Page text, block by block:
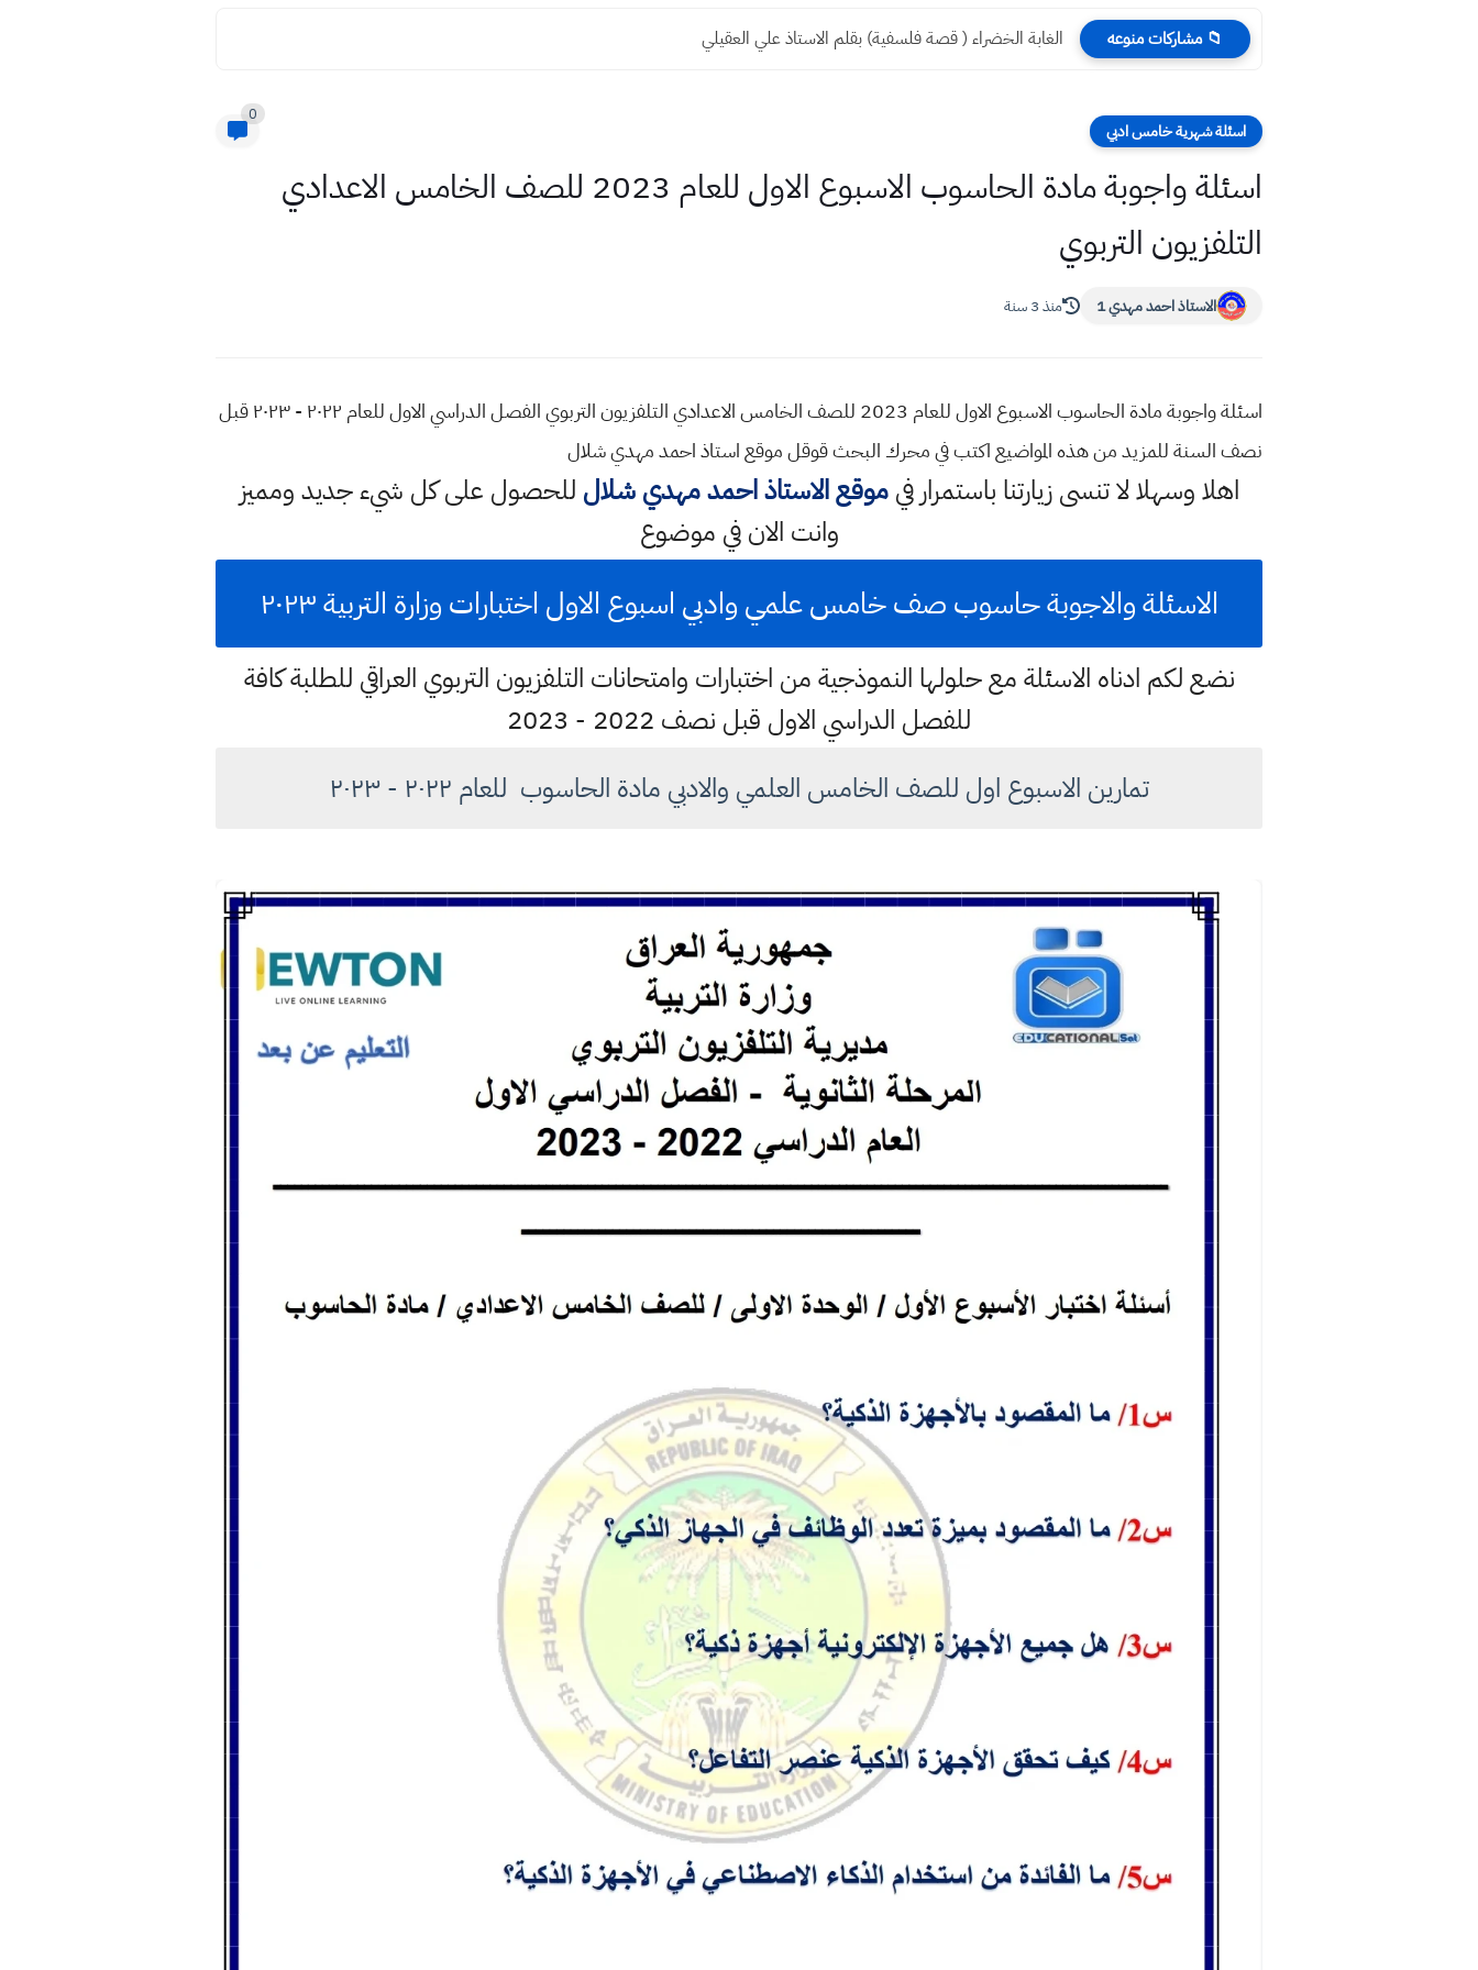
📁 مشاركات منوعه الغابة الخضراء ( قصة فلسفية) بقلم الاستاذ علي العقيلي
اسئلة شهرية خامس ادبي
0
اسئلة واجوبة مادة الحاسوب الاسبوع الاول للعام 2023 للصف الخامس الاعدادي
التلفزيون التربوي
الاستاذ احمد مهدي 1 منذ 3 سنة
اسئلة واجوبة مادة الحاسوب الاسبوع الاول للعام 2023 للصف الخامس الاعدادي التلفزيون التربوي الفصل الدراسي الاول للعام ٢٠٢٢ - ٢٠٢٣ قبل
نصف السنة للمزيد من هذه المواضيع اكتب في محرك البحث قوقل موقع استاذ احمد مهدي شلال
اهلا وسهلالا تنسى زيارتنا باستمرار فيموقع الاستاذ احمد مهدي شلال للحصول على كل شيء جديد ومميز
وانت الان في موضوع
الاسئلة والاجوبة حاسوب صف خامس علمي وادبي اسبوع الاول اختبارات وزارة التربية ٢٠٢٣
نضع لكم ادناه الاسئلة مع حلولها النموذجية من اختبارات وامتحانات التلفزيون التربوي العراقي للطلبة كافة
للفصل الدراسي الاول قبل نصف 2022 - 2023
تمارين الاسبوع اول للصف الخامس العلمي والادبي مادة الحاسوب للعام ٢٠٢٢ - ٢٠٢٣